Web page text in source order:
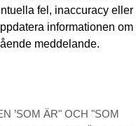
fel, inaccuracy eller
informationen om
meddelande.
’SOM ÄR" OCH "SOM